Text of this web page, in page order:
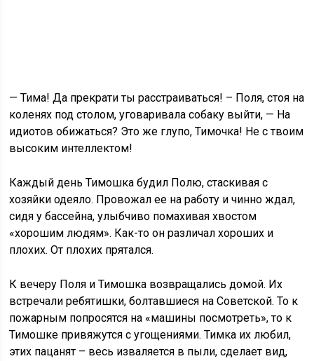
— Тима! Да прекрати ты расстраиваться! – Поля, стоя на
коленях под столом, уговаривала собаку выйти, — На
идиотов обижаться? Это же глупо, Тимочка! Не с твоим
высоким интеллектом!
Каждый день Тимошка будил Полю, стаскивая с
хозяйки одеяло. Провожал ее на работу и чинно ждал,
сидя у бассейна, улыбчиво помахивая хвостом
«хорошим людям». Как-то он различал хороших и
плохих. От плохих прятался.
К вечеру Поля и Тимошка возвращались домой. Их
встречали ребятишки, болтавшиеся на Советской. То к
пожарным попросятся на «машины посмотреть», то к
Тимошке привяжутся с угощениями. Тимка их любил,
этих пацанят – весь изваляется в пыли, сделает вид,